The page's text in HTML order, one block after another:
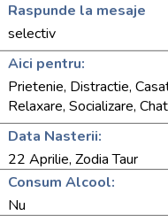
Raspunde la mesaje
selectiv
Aici pentru:
Prietenie, Distractie,
Relaxare, Socializare, Chat
Data Nasterii:
22 Aprilie, Zodia Taur
Consum Alcool:
Nu